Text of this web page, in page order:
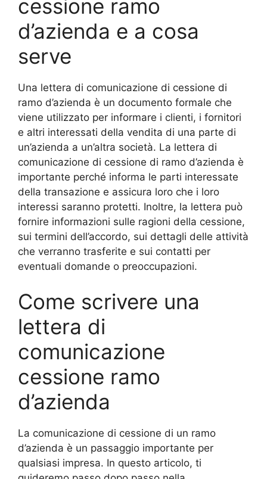
cessione ramo
d’azienda e a cosa
serve
Una lettera di comunicazione di cessione di
ramo d’azienda è un documento formale che
viene utilizzato per informare i clienti, i fornitori
e altri interessati della vendita di una parte di
un’azienda a un’altra società. La lettera di
comunicazione di cessione di ramo d’azienda è
importante perché informa le parti interessate
della transazione e assicura loro che i loro
interessi saranno protetti. Inoltre, la lettera può
fornire informazioni sulle ragioni della cessione,
sui termini dell’accordo, sui dettagli delle attività
che verranno trasferite e sui contatti per
eventuali domande o preoccupazioni.
Come scrivere una
lettera di
comunicazione
cessione ramo
d’azienda
La comunicazione di cessione di un ramo
d’azienda è un passaggio importante per
qualsiasi impresa. In questo articolo, ti